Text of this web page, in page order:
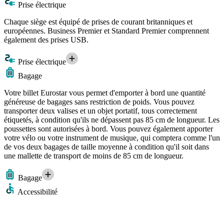
Prise électrique
Chaque siège est équipé de prises de courant britanniques et
européennes. Business Premier et Standard Premier comprennent
également des prises USB.
Prise électrique
Bagage
Votre billet Eurostar vous permet d'emporter à bord une quantité
généreuse de bagages sans restriction de poids. Vous pouvez
transporter deux valises et un objet portatif, tous correctement
étiquetés, à condition qu'ils ne dépassent pas 85 cm de longueur. Les
poussettes sont autorisées à bord. Vous pouvez également apporter
votre vélo ou votre instrument de musique, qui comptera comme l'un
de vos deux bagages de taille moyenne à condition qu'il soit dans
une mallette de transport de moins de 85 cm de longueur.
Bagage
Accessibilité